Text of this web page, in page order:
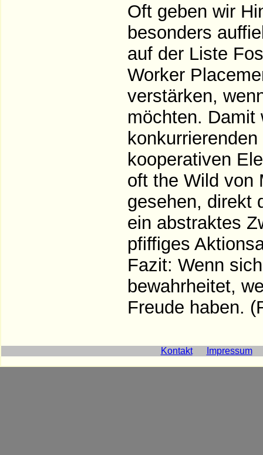
Oft geben wir
besonders
auf der Liste
Worker
verstärken,
möchten. Damit
kooperativen
oft the Wild von
gesehen, direkt
ein abstraktes
pfiffiges
Fazit: Wenn
bewahrheitet,
Freude haben.
Kontakt Impressum